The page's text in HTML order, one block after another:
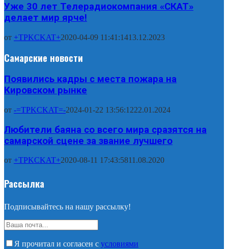
Уже 30 лет Телерадиокомпания «СКАТ»
делает мир ярче!
от +TPKCKAT+2020-04-09 11:41:1413.12.2023
Самарские новости
Появились кадры с места пожара на
Кировском рынке
от -=TPKCKAT=-2024-01-22 13:56:1222.01.2024
Любители баяна со всего мира сразятся на
самарской сцене за звание лучшего
от +TPKCKAT+2020-08-11 17:43:5811.08.2020
Рассылка
Подписывайтесь на нашу рассылку!
Я прочитал и согласен с условиями